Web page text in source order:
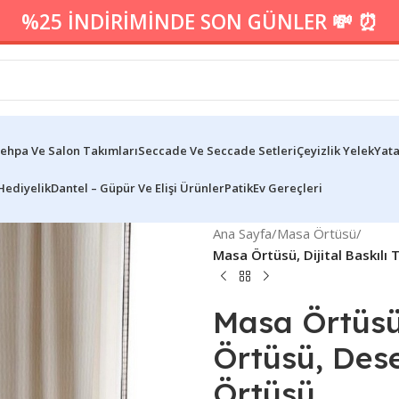
%25 İNDİRİMİNDE SON GÜNLER 💸 ⏰
Ve Salon TakımlarıSeccade Ve Seccade SetleriÇeyizlik Yelek
Dantel – Güpür Ve Elişi ÜrünlerPatikEv Gereçleri
Ana Sayfa/Masa Örtüsü/
Masa Örtüsü, Dijital
Masa
Örtüsü,